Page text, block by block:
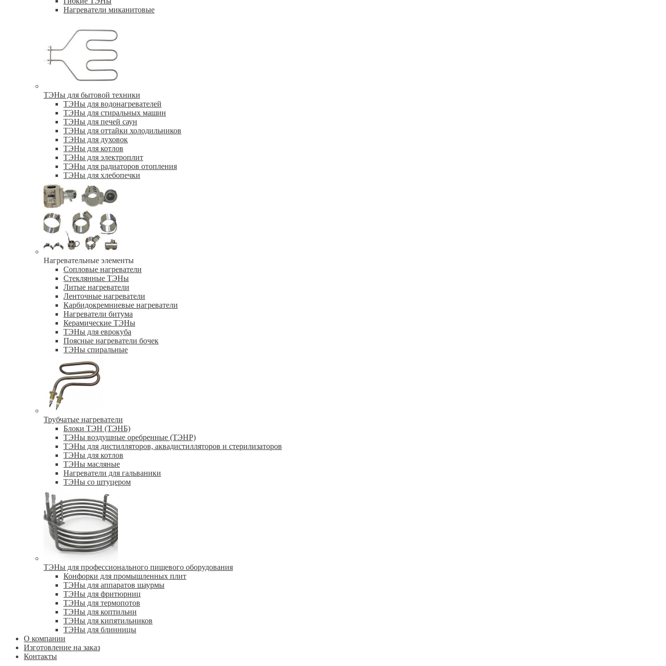
Нагреватели миканитовые
ТЭНы для бытовой техники
ТЭНы для водонагревателей
ТЭНы для стиральных машин
ТЭНы для печей саун
ТЭНы для оттайки холодильников
ТЭНы для духовок
ТЭНы для котлов
ТЭНы для электроплит
ТЭНы для радиаторов отопления
ТЭНы для хлебопечки
Нагревательные элементы
Сопловые нагреватели
Стеклянные ТЭНы
Литые нагреватели
Ленточные нагреватели
Карбидокремниевые нагреватели
Нагреватели битума
Керамические ТЭНы
ТЭНы для еврокуба
Поясные нагреватели бочек
ТЭНы спиральные
Трубчатые нагреватели
Блоки ТЭН (ТЭНБ)
ТЭНы воздушные оребренные (ТЭНР)
ТЭНы для дистилляторов, аквадистилляторов и стерилизаторов
ТЭНы для котлов
ТЭНы масляные
Нагреватели для гальваники
ТЭНы со штуцером
ТЭНы для профессионального пищевого оборудования
Конфорки для промышленных плит
ТЭНы для аппаратов шаурмы
ТЭНы для фритюрниц
ТЭНы для термопотов
ТЭНы для коптильни
ТЭНы для кипятильников
ТЭНы для блинницы
О компании
Изготовление на заказ
Контакты